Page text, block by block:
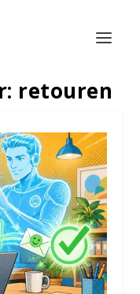
retouren